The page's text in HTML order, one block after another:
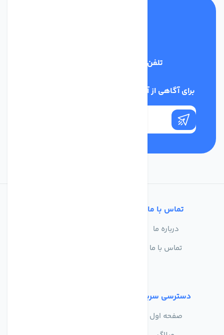
تلفن پشتیبانی
برای آگاهی از آخرین اخبار در خبرنامه ما عضو شوید
تماس با ما
درباره ما
تماس با ما
دسترسی سریع
صفحه اول